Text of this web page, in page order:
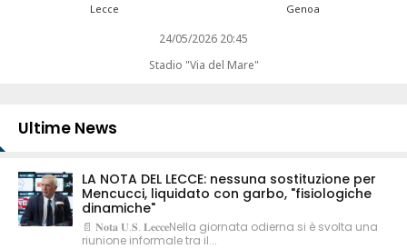
Lecce Genoa
24/05/2026 20:45
Stadio "Via del Mare"
Ultime News
LA NOTA DEL LECCE: nessuna sostituzione per
Mencucci, liquidato con garbo, "fisiologiche
dinamiche"
📄 𝐍𝐨𝐭𝐚 𝐔.𝐒. 𝐋𝐞𝐜𝐜𝐞Nella giornata odierna si è svolta una
riunione informale tra il...